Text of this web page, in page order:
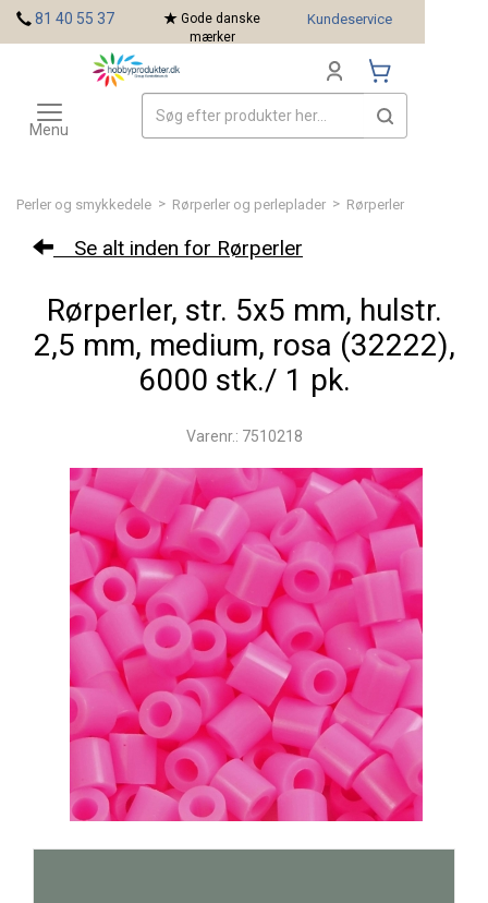
Perler og smykkedele > Rørperler og perleplader > Rørperler
Se alt inden for Rørperler
Rørperler, str. 5x5 mm, hulstr.
2,5 mm, medium, rosa (32222),
6000 stk./ 1 pk.
Varenr.: 7510218
81 40 55 37
Gode danske
mærker
Kundeservice
Toggle
navigation
Menu
Mærker